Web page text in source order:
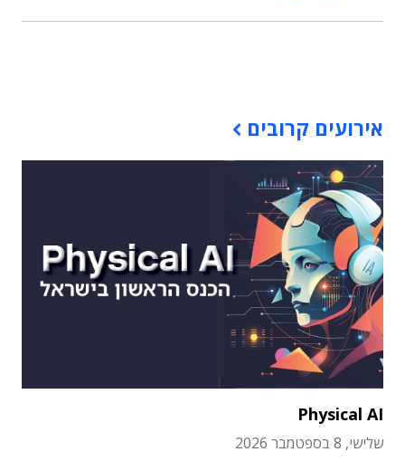
אירועים קרובים
Physical AI
שלישי, 8 בספטמבר 2026